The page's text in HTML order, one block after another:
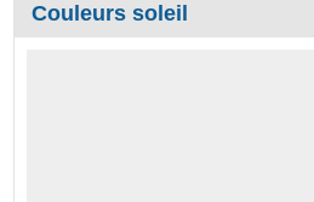
Couleurs soleil